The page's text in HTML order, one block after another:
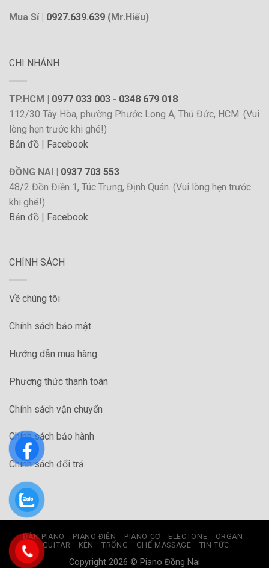
Mua Sỉ | 0927.639.639 (Mr.Hiếu)
CHI NHÁNH
TP.HCM | 0977 033 003 - 0348 679 018
112/30 Tây Hòa, phường Phước Long A, Thủ Đức, HCM. (Vui
lòng hẹn trước khi ghé!)
Bản đồ | Facebook
ĐỒNG NAI | 0937 703 553
48/2 Đồn Điền 1, Túc Trưng, Định Quán. (Vui lòng hẹn trước
khi ghé!)
Bản đồ | Facebook
CHÍNH SÁCH
Về chúng tôi
Chính sách bảo mật
Hướng dẫn mua hàng
Phương thức thanh toán
Chính sách vận chuyển
Chính sách bảo hành
Chính sách đổi trả
ĐÀN PIANO PIANO ĐIỆN PIANO CƠ ELECTONE
ORGAN
GUITAR
KÈN TRỐNG GHẾ MASSAGE TIN TỨC
Copyright 2026 © Piano Đồng Nai